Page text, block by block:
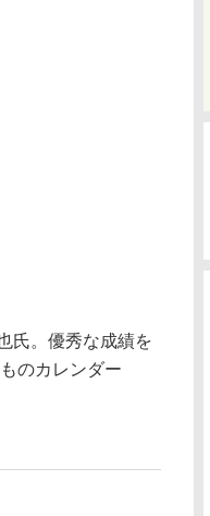
氏。優秀な成績を
のカレンダー